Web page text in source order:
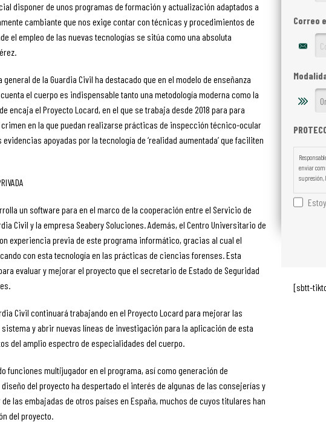
disponer de unos programas de formación y actualización adaptados a
cambiante que nos exige contar con técnicas y procedimientos de
el empleo de las nuevas tecnologías se sitúa como una absoluta
de la Guardia Civil ha destacado que en el modelo de enseñanza
el cuerpo es indispensable tanto una metodología moderna como la
encaja el Proyecto Locard, en el que se trabaja desde 2018 para para
en la que puedan realizarse prácticas de inspección técnico-ocular
apoyadas por la tecnología de ‘realidad aumentada’ que faciliten
un software para en el marco de la cooperación entre el Servicio de
Civil y la empresa Seabery Soluciones. Además, el Centro Universitario de
experiencia previa de este programa informático, gracias al cual el
con esta tecnología en las prácticas de ciencias forenses. Esta
evaluar y mejorar el proyecto que el secretario de Estado de Seguridad
Civil continuará trabajando en el Proyecto Locard para mejorar las
y abrir nuevas líneas de investigación para la aplicación de esta
del amplio espectro de especialidades del cuerpo.
funciones multijugador en el programa, así como generación de
del proyecto ha despertado el interés de algunas de las consejerías y
las embajadas de otros países en España, muchos de cuyos titulares han
del proyecto.
Correo
enviar
supresión,
[sbtt-